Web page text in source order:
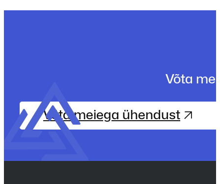
Võta
Võta meiega ühendust